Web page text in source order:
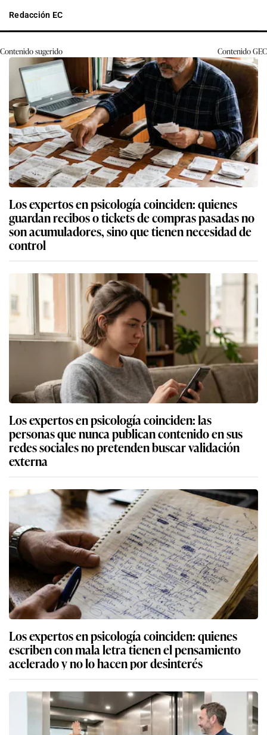
Redacción EC
Contenido sugerido ContenidoGEC
Los expertos en psicología coinciden: quienes
guardan recibos o tickets de compras pasadas no
son acumuladores, sino que tienen necesidad de
control
Los expertos en psicología coinciden: las
personas que nunca publican contenido en sus
redes sociales no pretenden buscar validación
externa
Los expertos en psicología coinciden: quienes
escriben con mala letra tienen el pensamiento
acelerado y no lo hacen por desinterés